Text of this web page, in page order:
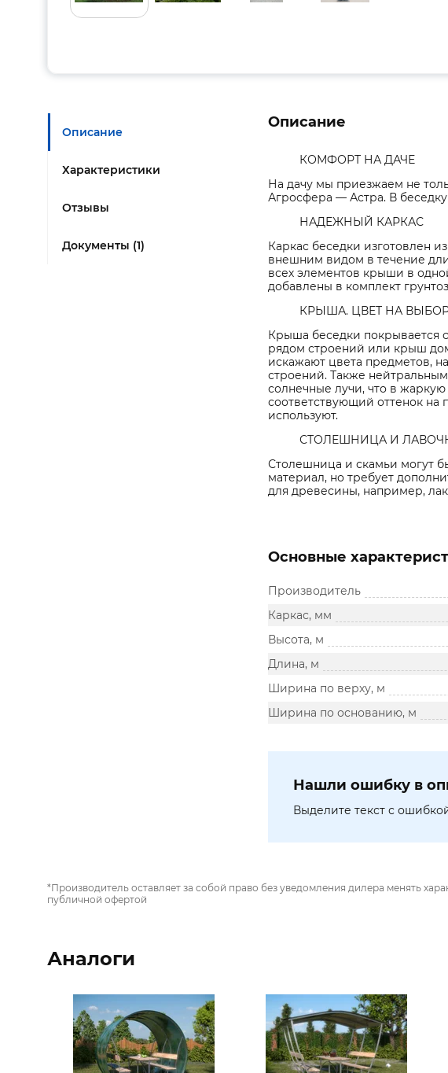
Описание
Характеристики
Отзывы
Документы (1)
Описание
КОМФОРТ НА ДАЧЕ
На дачу мы приезжаем не
Агросфера — Астра. В
НАДЕЖНЫЙ КАРКАС
Каркас беседки изготовлен
внешним видом в течение
всех элементов крыши в
добавлены в комплект
КРЫША. ЦВЕТ НА
Крыша беседки покрывается
рядом строений или крыш
искажают цвета предметов,
строений. Также
солнечные лучи, что в
соответствующий оттенок на
используют.
СТОЛЕШНИЦА И
Столешница и скамьи могут
материал, но требует
для древесины, например,
Основные
Производитель
Каркас, мм
Высота, м
Длина, м
Ширина по верху, м
Ширина по основанию, м
Нашли ошибку в
Выделите текст с
*Производитель оставляет за собой право без уведомления дилера менять
публичной офертой
Аналоги